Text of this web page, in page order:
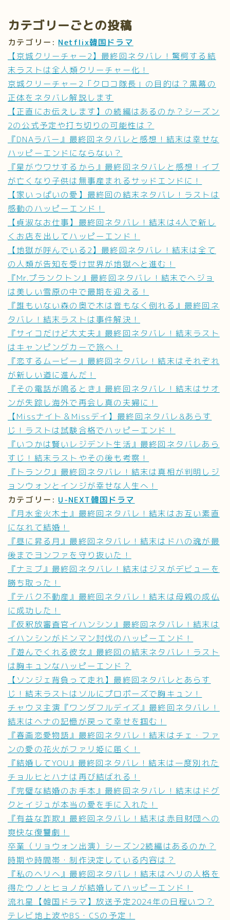
カテゴリーごとの投稿
カテゴリー: Netflix韓国ドラマ
【京城クリーチャー2】最終回ネタバレ！驚愕する結
末ラストは全人類クリーチャー化！
京城クリーチャー2「クロコ隊長」の目的は？黒幕の
正体をネタバレ解説します
【正直にお伝えします】の続編はあるのか？シーズン
2の公式予定や打ち切りの可能性は？
『DNAラバー』最終回ネタバレと感想！結末は幸せな
ハッピーエンドにならない？
『星がウワサするから』最終回ネタバレと感想！イブ
が亡くなり子供は無事産まれるサッドエンドに！
【家いっぱいの愛】最終回の結末ネタバレ！ラストは
感動のハッピーエンド！
【貞淑なお仕事】最終回ネタバレ！結末は4人で新し
くお店を出してハッピーエンド！
【地獄が呼んでいる2】最終回ネタバレ！結末は全て
の人類が告知を受け世界が地獄へと進む！
『Mr.プランクトン』最終回ネタバレ！結末でヘジョ
は美しい雪原の中で最期を迎える！
『誰もいない森の奥で木は音もなく倒れる』最終回ネ
タバレ！結末ラストは事件解決！
『サイコだけど大丈夫』最終回ネタバレ！結末ラスト
はキャンピングカーで旅へ！
『恋するムービー』最終回ネタバレ！結末はそれぞれ
が新しい道に進んだ！
『その電話が鳴るとき』最終回ネタバレ！結末はサオ
ンが失踪し海外で再会し真の夫婦に！
【Missナイト＆Missデイ】最終回ネタバレ&あらす
じ！ラストは試験合格でハッピーエンド！
『いつかは賢いレジデント生活』最終回ネタバレあら
すじ！結末ラストやその後も考察！
『トランク』最終回ネタバレ！結末は真相が判明しジ
ョンウォンとインジが幸せな人生へ！
カテゴリー: U-NEXT韓国ドラマ
『月水金火木土』最終回ネタバレ！結末はお互い素直
になれて結婚！
『昼に昇る月』最終回ネタバレ！結末はドハの魂が最
後までヨンファを守り抜いた！
『ナミブ』最終回ネタバレ！結末はジヌがデビューを
勝ち取った！
『テバク不動産』最終回ネタバレ！結末は母親の成仏
に成功した！
『仮釈放審査官イハンシン』最終回ネタバレ！結末は
イハンシンがドンマン討伐のハッピーエンド！
『遊んでくれる彼女』最終回の結末ネタバレ！ラスト
は胸キュンなハッピーエンド？
【ソンジェ背負って走れ】最終回ネタバレとあらす
じ！結末ラストはソルにプロポーズで胸キュン！
チャウヌ主演『ワンダフルデイズ』最終回ネタバレ！
結末はヘナの記憶が戻って幸せを掴む！
『春画恋愛物語』最終回ネタバレ！結末はチェ・ファ
ンの愛の花火がファリ姫に届く！
『結婚してYOU』最終回ネタバレ！結末は一度別れた
チョルヒとハナは再び結ばれる！
『完璧な結婚のお手本』最終回ネタバレ！結末はドグ
クとイジュが本当の愛を手に入れた！
『有益な詐欺』最終回ネタバレ！結末は赤目財団への
爽快な復讐劇！
卒業（リョウォン出演）シーズン2続編はあるのか？
時期や時間帯・制作決定している内容は？
『私のヘリへ』最終回ネタバレ！結末はヘリの人格を
得たウノとヒョノが結婚してハッピーエンド！
流れ星【韓国ドラマ】放送予定2024年の日程いつ？
テレビ地上波やBS・CSの予定！